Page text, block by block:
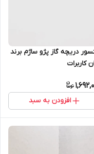
دریچه گاز پژو ساژم برند
کاربرات
افزودن به سبد